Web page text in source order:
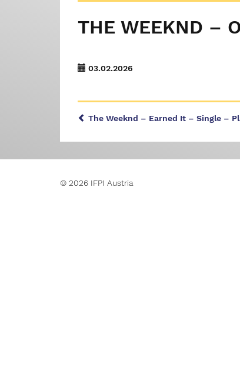
THE WEEKND –
03.02.2026
The Weeknd – Earned It – Single –
© 2026 IFPI Austria